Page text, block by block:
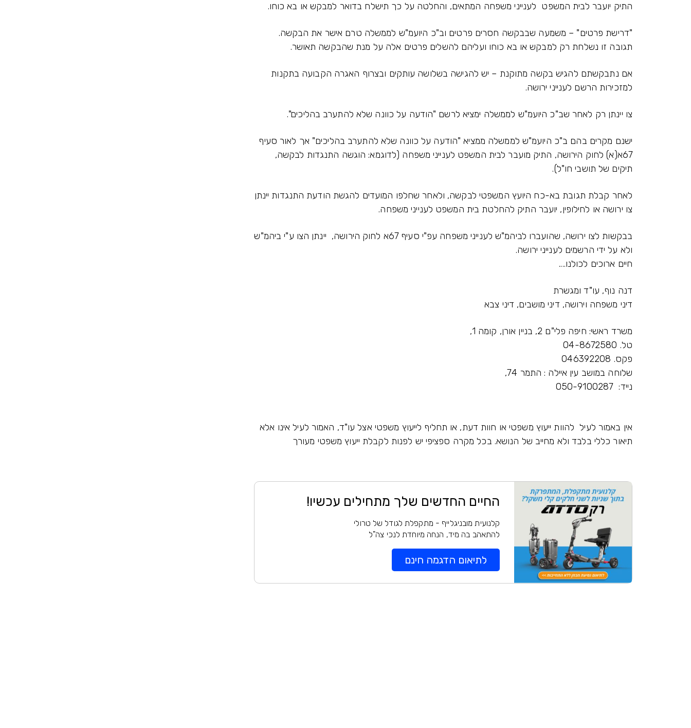
התיק יועבר לבית המשפט לענייני משפחה המתאים, והחלטה על כך תישלח בדואר למבקש או בא כוחו.
"דרישת פרטים" – משמעה שבבקשה חסרים פרטים וב"כ היועמ"ש לממשלה טרם אישר את הבקשה.
תגובה זו נשלחת רק למבקש או בא כוחו ועליהם להשלים פרטים אלה על מנת שהבקשה תאושר.
אם נתבקשתם להגיש בקשה מתוקנת – יש להגישה בשלושה עותקים ובצרוף האגרה הקבועה בתקנות
למזכירות הרשם לענייני ירושה.
צו יינתן רק לאחר שב"כ היועמ"ש לממשלה ימציא לרשם "הודעה על כוונה שלא להתערב בהליכים".
ישנם מקרים בהם ב"כ היועמ"ש לממשלה ממציא "הודעה על כוונה שלא להתערב בהליכים" אך לאור סעיף
67א(א) לחוק הירושה, התיק מועבר לבית המשפט לענייני משפחה (לדוגמא: הוגשה התנגדות לבקשה,
תיקים של תושבי חו"ל).
לאחר קבלת תגובת בא-כח היועץ המשפטי לבקשה, ולאחר שחלפו המועדים להגשת הודעת התנגדות יינתן
צו ירושה או לחילופין, יועבר התיק להחלטת בית המשפט לענייני משפחה.
בבקשות לצו ירושה, שהועברו לביהמ"ש לענייני משפחה עפ"י סעיף 67א לחוק הירושה, יינתן הצו ע"י ביהמ"ש
ולא על ידי הרשמים לענייני ירושה.
חיים ארוכים לכולנו....
דנה נוף, עו"ד ומגשרת
דיני משפחה וירושה, דיני מושבים, דיני צבא
משרד ראשי: חיפה פלי"ם 2, בניין אורן, קומה 1,
טל. 04-8672580
פקס. 046392208
שלוחה במושב עין איילה : התמר 74,
נייד: 050-9100287
אין באמור לעיל להוות ייעוץ משפטי או חוות דעת, או תחליף לייעוץ משפטי אצל עו"ד, האמור לעיל אינו אלא
תיאור כללי בלבד ולא מחייב של הנושא. בכל מקרה ספציפי יש לפנות לקבלת ייעוץ משפטי מעורך
החיים החדשים שלך מתחילים עכשיו!
קלנועית מובניגלייף - מתקפלת לגודל של טרולי
להתאהב בה מיד, הנחה מיוחדת לנכי צה"ל
לתיאום הדגמה חינם